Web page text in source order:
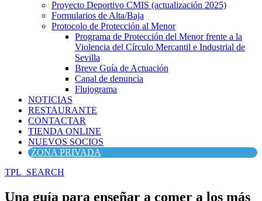
Proyecto Deportivo CMIS (actualización 2025)
Formularios de Alta/Baja
Protocolo de Protección al Menor
Programa de Protección del Menor frente a la
Violencia del Círculo Mercantil e Industrial de
Sevilla
Breve Guía de Actuación
Canal de denuncia
Flujograma
NOTICIAS
RESTAURANTE
CONTACTAR
TIENDA ONLINE
NUEVOS SOCIOS
ZONA PRIVADA
TPL_SEARCH
Una guía para enseñar a comer a los más